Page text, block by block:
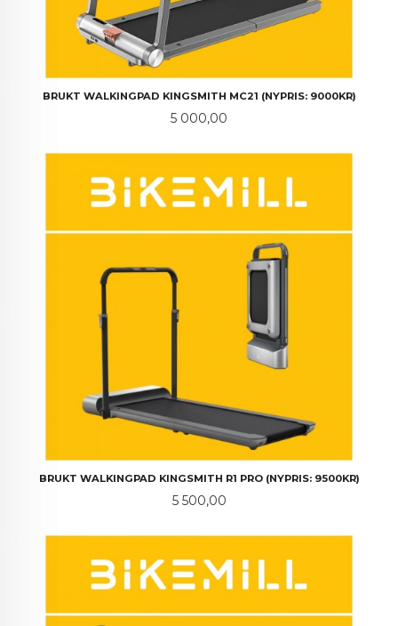
BRUKT WALKINGPAD KINGSMITH MC21 (NYPRIS: 9000KR)
Pris
5 000,00
BRUKT WALKINGPAD KINGSMITH R1 PRO (NYPRIS: 9500KR)
Pris
5 500,00